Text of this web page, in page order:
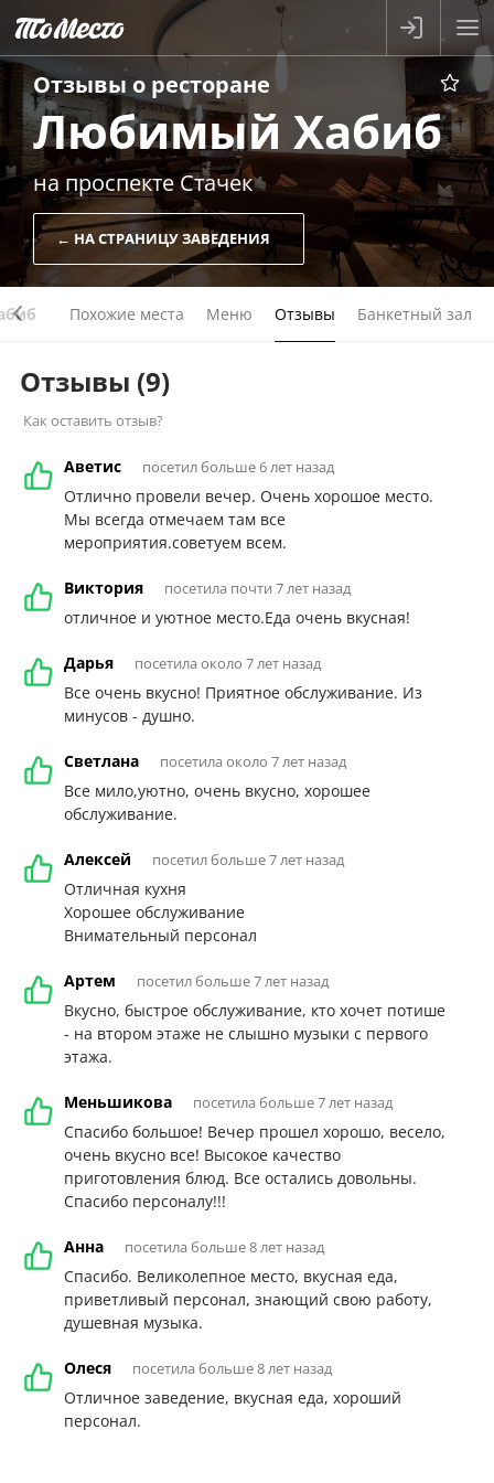
Отзывы о ресторане
Любимый Хабиб
на проспекте Стачек
← НА СТРАНИЦУ ЗАВЕДЕНИЯ
Похожие места Меню Отзывы Банкетный зал
Отзывы (9)
Как оставить отзыв?
Аветис посетил больше 6 лет назад
Отлично провели вечер. Очень хорошое место.
Мы всегда отмечаем там все
мероприятия.советуем всем.
Виктория посетила почти 7 лет назад
отличное и уютное место.Еда очень вкусная!
Дарья посетила около 7 лет назад
Все очень вкусно! Приятное обслуживание. Из
минусов - душно.
Светлана посетила около 7 лет назад
Все мило,уютно, очень вкусно, хорошее
обслуживание.
Алексей посетил больше 7 лет назад
Отличная кухня
Хорошее обслуживание
Внимательный персонал
Артем посетил больше 7 лет назад
Вкусно, быстрое обслуживание, кто хочет потише
- на втором этаже не слышно музыки с первого
этажа.
Меньшикова посетила больше 7 лет назад
Спасибо большое! Вечер прошел хорошо, весело,
очень вкусно все! Высокое качество
приготовления блюд. Все остались довольны.
Спасибо персоналу!!!
Анна посетила больше 8 лет назад
Спасибо. Великолепное место, вкусная еда,
приветливый персонал, знающий свою работу,
душевная музыка.
Олеся посетила больше 8 лет назад
Отличное заведение, вкусная еда, хороший
персонал.